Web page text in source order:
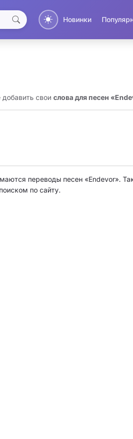
Новинки
свои слова для песен
переводы песен «Endevor».
по сайту.